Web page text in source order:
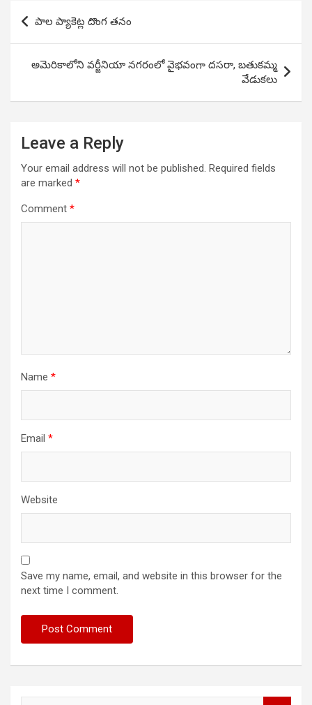
Post
navigation
పాల ప్యాకెట్ల దొంగ తనం
అమెరికాలోని వ‌ర్జీనియా నగరంలో వైభ‌వంగా ద‌స‌రా, బతుకమ్మ
వేడుకలు
Leave a Reply
Your email address will not be published. Required fields
are marked *
Comment *
Name *
Email *
Website
Save my name, email, and website in this browser for the
next time I comment.